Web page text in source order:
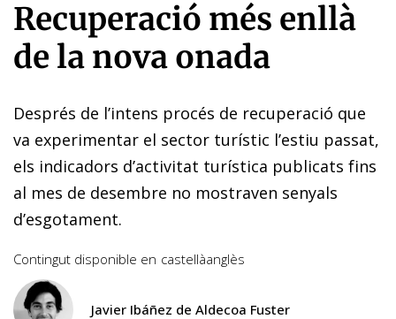
Recuperació més enllà
de la nova onada
Després de l’intens procés de recuperació que
va experimentar el sector turístic l’estiu passat,
els indicadors d’activitat turística publicats fins
al mes de desembre no mostraven senyals
d’esgotament.
Contingut disponible en castellàanglès
Javier Ibáñez de Aldecoa Fuster